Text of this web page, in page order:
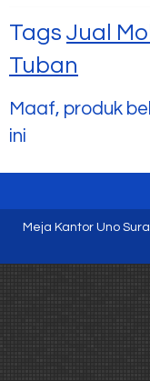
Tags Jual
Tuban
Maaf, produk
ini
Meja Kantor Uno